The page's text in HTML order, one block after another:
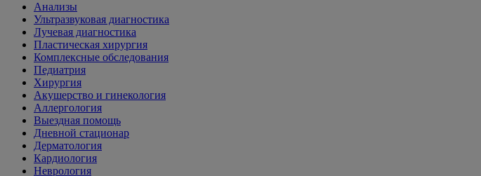
Анализы
Ультразвуковая диагностика
Лучевая диагностика
Пластическая хирургия
Комплексные обследования
Педиатрия
Хирургия
Акушерство и гинекология
Аллергология
Выездная помощь
Дневной стационар
Дерматология
Кардиология
Неврология